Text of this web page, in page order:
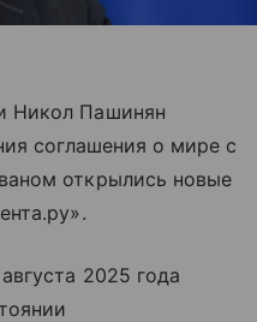
Никол Пашинян
соглашения о мире с
открылись новые
2025 года